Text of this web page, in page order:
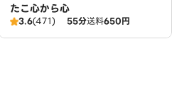
たこ心から心
3.6(471) 55分送料650円